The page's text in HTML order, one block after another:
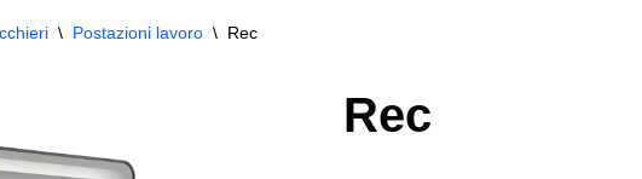
\ Postazioni lavoro \ Rec
Rec